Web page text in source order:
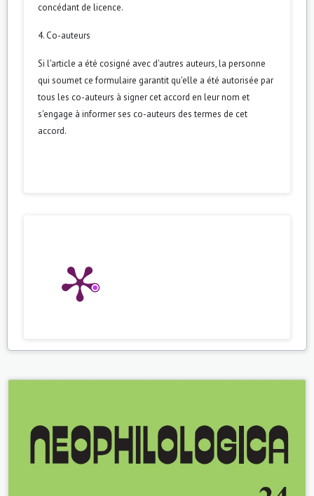
concédant de licence.
4. Co-auteurs
Si l'article a été cosigné avec d'autres auteurs, la personne
qui soumet ce formulaire garantit qu'elle a été autorisée par
tous les co-auteurs à signer cet accord en leur nom et
s'engage à informer ses co-auteurs des termes de cet
accord.